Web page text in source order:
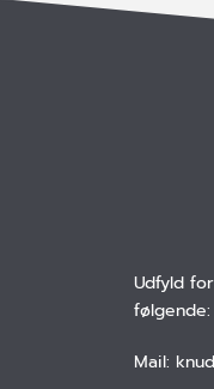
Udfyld
følgende:
Mail: